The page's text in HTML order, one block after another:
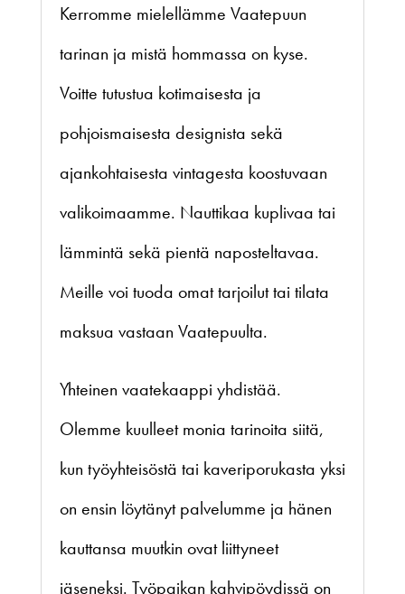
Kerromme mielellämme Vaatepuun
tarinan ja mistä hommassa on kyse.
Voitte tutustua kotimaisesta ja
pohjoismaisesta designista sekä
ajankohtaisesta vintagesta koostuvaan
valikoimaamme. Nauttikaa kuplivaa tai
lämmintä sekä pientä naposteltavaa.
Meille voi tuoda omat tarjoilut tai tilata
maksua vastaan Vaatepuulta.
Yhteinen vaatekaappi yhdistää.
Olemme kuulleet monia tarinoita siitä,
kun työyhteisöstä tai kaveriporukasta yksi
on ensin löytänyt palvelumme ja hänen
kauttansa muutkin ovat liittyneet
jäseneksi. Työpaikan kahvipöydissä on